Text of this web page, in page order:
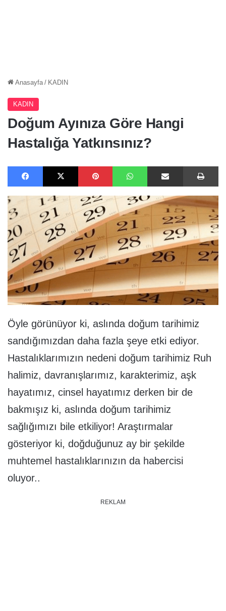
Anasayfa / KADIN
KADIN
Doğum Ayınıza Göre Hangi
Hastalığa Yatkınsınız?
Facebook X Pinterest WhatsApp E-Posta ile paylaş
Öyle görünüyor ki, aslında doğum tarihimiz
sandığımızdan daha fazla şeye etki ediyor.
Hastalıklarımızın nedeni doğum tarihimiz Ruh
halimiz, davranışlarımız, karakterimiz, aşk
hayatımız, cinsel hayatımız derken bir de
bakmışız ki, aslında doğum tarihimiz
sağlığımızı bile etkiliyor! Araştırmalar
gösteriyor ki, doğduğunuz ay bir şekilde
muhtemel hastalıklarınızın da habercisi
oluyor..
REKLAM